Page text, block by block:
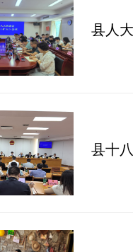
县人
县十